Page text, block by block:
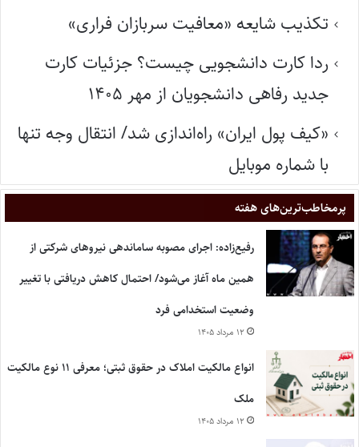
تکذیب شایعه «معافیت سربازان فراری»
ردا کارت دانشجویی چیست؟ جزئیات کارت
جدید رفاهی دانشجویان از مهر ۱۴۰۵
«کیف پول ایران» راه‌اندازی شد/ انتقال وجه تنها
با شماره موبایل
پر‌مخاطب‌ترین‌های هفته
رفیع‌زاده: اجرای مصوبه ساماندهی نیروهای شرکتی از
همین ماه آغاز می‌شود/ احتمال کاهش دریافتی با تغییر
وضعیت استخدامی فرد
۱۲ مرداد ۱۴۰۵
انواع مالکیت املاک در حقوق ثبتی؛ معرفی ۱۱ نوع مالکیت
ملک
۱۲ مرداد ۱۴۰۵